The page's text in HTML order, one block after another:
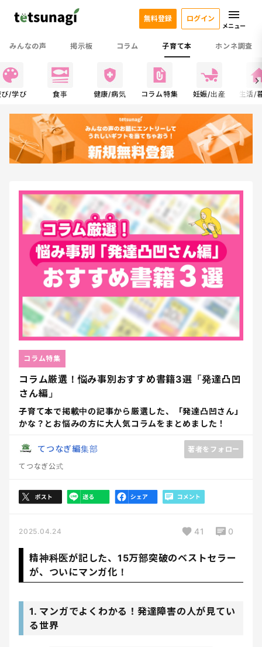
みんなの声 掲示板 コラム 子育て本 ホンネ調査
無料登録 ログイン
メニュー
び/学び 食事 健康/病気 コラム特集 妊娠/出産 生活/
コラム厳選！悩み事別おすすめ書籍3選「発達凸凹
さん編」
子育て本で掲載中の記事から厳選した、「発達凸凹さん」
かな？とお悩みの方に大人気コラムをまとめました！
コラム特集
てつなぎ編集部
著者をフォロー
てつなぎ公式
2025.04.24 41 0
精神科医が記した、15万部突破のベストセラー
が、ついにマンガ化！
1. マンガでよくわかる！発達障害の人が見てい
る世界